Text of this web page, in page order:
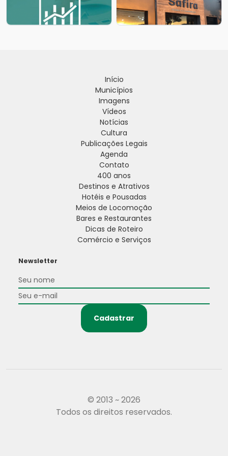
Início
Municípios
Imagens
Vídeos
Notícias
Cultura
Publicações Legais
Agenda
Contato
400 anos
Destinos e Atrativos
Hotéis e Pousadas
Meios de Locomoção
Bares e Restaurantes
Dicas de Roteiro
Comércio e Serviços
Newsletter
Cadastrar
© 2013 ~ 2026
Todos os direitos reservados.